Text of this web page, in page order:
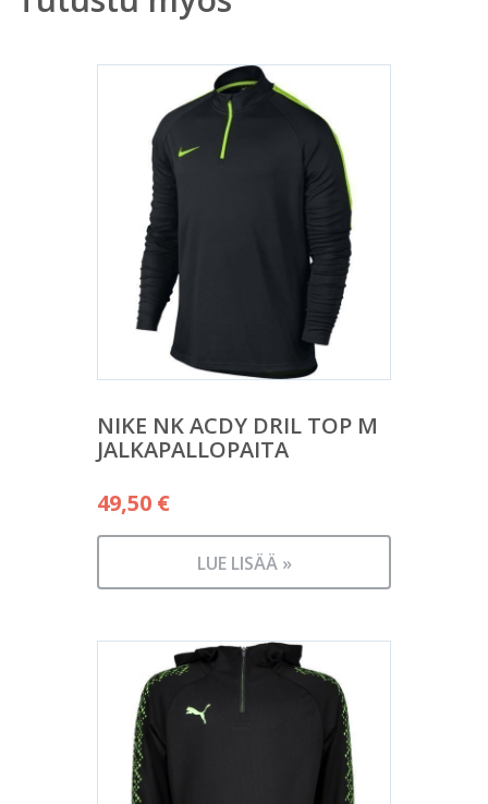
NIKE NK ACDY DRIL TOP M
JALKAPALLOPAITA
49,50 €
LUE LISÄÄ »